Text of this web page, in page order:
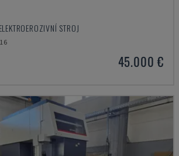
STROJ
45.000 €